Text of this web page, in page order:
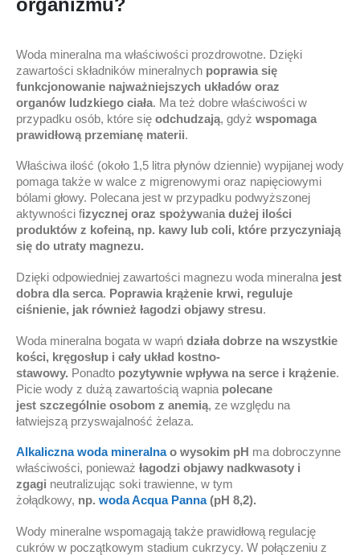
Woda mineralna ma właściwości prozdrowotne. Dzięki
zawartości składników mineralnych poprawia się
funkcjonowanie najważniejszych układów oraz
organów ludzkiego ciała. Ma też dobre właściwości w
przypadku osób, które się odchudzają, gdyż wspomaga
prawidłową przemianę materii.
Właściwa ilość (około 1,5 litra płynów dziennie) wypijanej wody
pomaga także w walce z migrenowymi oraz napięciowymi
bólami głowy. Polecana jest w przypadku podwyższonej
aktywności fizycznej oraz spożywania dużej ilości
produktów z kofeiną, np. kawy lub coli, które przyczyniają
się do utraty magnezu.
Dzięki odpowiedniej zawartości magnezu woda mineralna jest
dobra dla serca. Poprawia krążenie krwi, reguluje
ciśnienie, jak również łagodzi objawy stresu.
Woda mineralna bogata w wapń działa dobrze na wszystkie
kości, kręgosłup i cały układ kostno-
stawowy. Ponadto pozytywnie wpływa na serce i krążenie.
Picie wody z dużą zawartością wapnia polecane
jest szczególnie osobom z anemią, ze względu na
łatwiejszą przyswajalność żelaza.
Alkaliczna woda mineralnao wysokim pH ma dobroczynne
właściwości, ponieważ łagodzi objawy nadkwasoty i
zgagi neutralizując soki trawienne, w tym
żołądkowy, np. woda Acqua Panna(pH 8,2).
Wody mineralne wspomagają także prawidłową regulację
cukrów w początkowym stadium cukrzycy. W połączeniu z